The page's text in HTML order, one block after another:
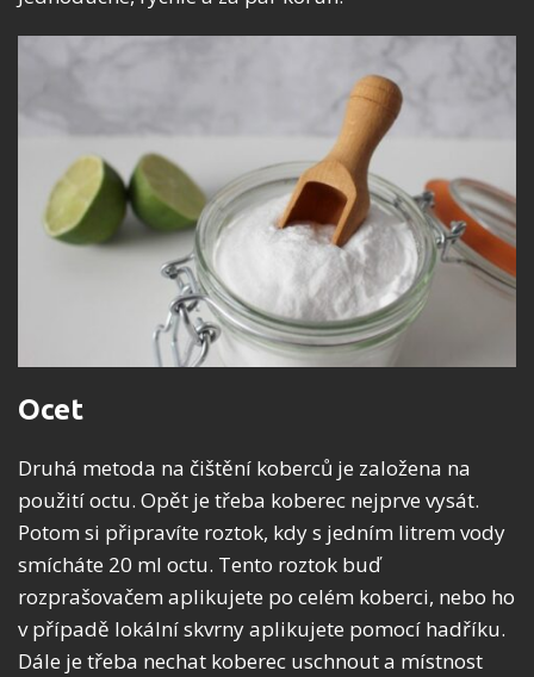
Ocet
Druhá metoda na čištění koberců je založena na
použití octu. Opět je třeba koberec nejprve vysát.
Potom si připravíte roztok, kdy s jedním litrem vody
smícháte 20 ml octu. Tento roztok buď
rozprašovačem aplikujete po celém koberci, nebo ho
v případě lokální skvrny aplikujete pomocí hadříku.
Dále je třeba nechat koberec uschnout a místnost